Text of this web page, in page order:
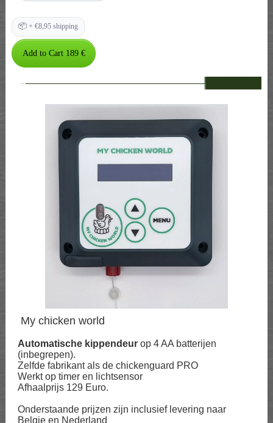
📦 + €8,95 shipping
--
My chicken world
Automatische kippendeur op 4 AA batterijen
(inbegrepen).
Zelfde fabrikant als de chickenguard PRO
Werkt op timer en lichtsensor
Afhaalprijs 129 Euro.
Onderstaande prijzen zijn inclusief levering naar
Belgie en Nederland